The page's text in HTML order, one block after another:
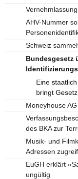
AHV-Nummer
Schweiz
Bundesgesetz
Eine
bringt
Moneyhouse
des BKA zur
Musik- und
Adressen
EuGH erklärt
ungültig